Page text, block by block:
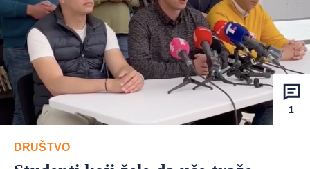
1
DRUŠTVO